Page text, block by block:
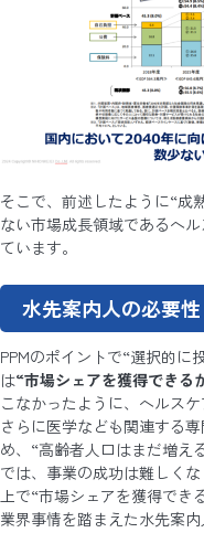
そこで、前述したように“成
ない市場成長領域であるヘ
ています。
水先案内人の必要性
PPMのポイントで“選択的に
は“市場シェアを獲得できる
こなかったように、ヘルス
さらに医学なども関連する
め、“高齢者人口はまだ増え
では、事業の成功は難しく
上で“市場シェアを獲得でき
業界事情を踏まえた水先案内